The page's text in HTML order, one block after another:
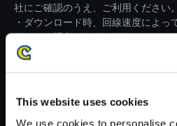
This website uses cookies
We use cookies to personalise
社にご確認のうえ、ご利用ください。
・ダウンロード時、回線速度によっ
がかかる場合がございます。
※ご購入いただいたファイルのダウ